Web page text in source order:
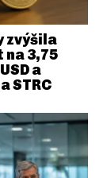
zvýšila
3,75
a
STRC